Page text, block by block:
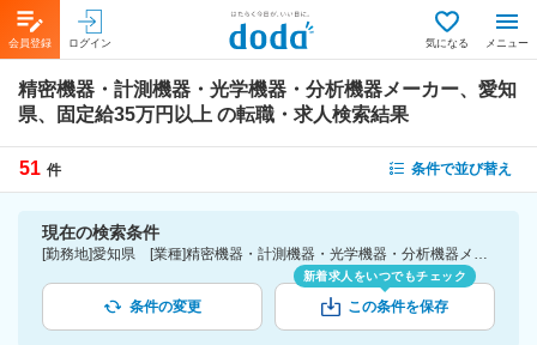
会員登録 ログイン 気になる メニュー
精密機器・計測機器・光学機器・分析機器メーカー、愛知
県、固定給35万円以上 の転職・求人検索結果
51 件 条件で並び替え
現在の検索条件
[勤務地]愛知県 [業種]精密機器・計測機器・光学機器・分析機器メーカー-メーカー（機械・電気）業界 [詳細条件](待遇・福利厚生)固定給35万円以上
条件の変更
新着求人をいつでもチェック
この条件を保存